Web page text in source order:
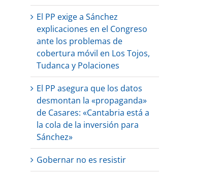
El PP exige a Sánchez
explicaciones en el Congreso
ante los problemas de
cobertura móvil en Los Tojos,
Tudanca y Polaciones
El PP asegura que los datos
desmontan la «propaganda»
de Casares: «Cantabria está a
la cola de la inversión para
Sánchez»
Gobernar no es resistir